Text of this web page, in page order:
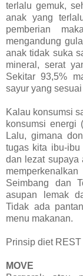
terlalu gemuk,
anak yang
pemberian
mengandung
anak tidak suka
mineral, serat
Sekitar 93,5%
sayur yang
Kalau konsumsi
konsumsi energi
Lalu, gimana
tugas kita ibu-
dan lezat supaya
Seimbang dan
asupan lemak
Tidak ada
menu makanan.
Prinsip diet
MOVE